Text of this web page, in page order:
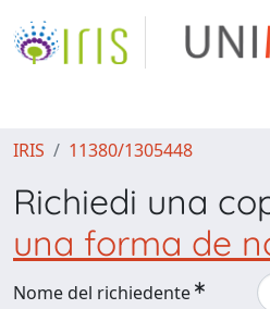
IRIS 11380/1305448
Richiedi una
una forma de
Nome del richiedente